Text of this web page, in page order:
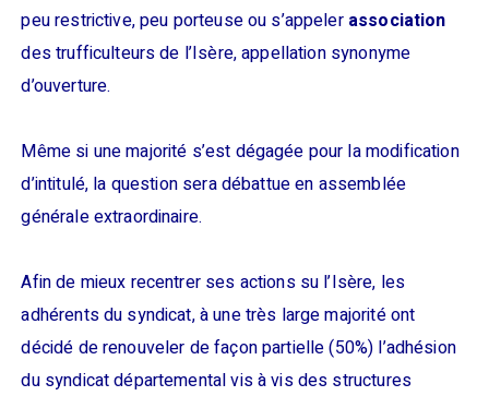
peu restrictive, peu porteuse ou s’appeler association
des trufficulteurs de l’Isère, appellation synonyme
d’ouverture.
Même si une majorité s’est dégagée pour la modification
d’intitulé, la question sera débattue en assemblée
générale extraordinaire.
Afin de mieux recentrer ses actions su l’Isère, les
adhérents du syndicat, à une très large majorité ont
décidé de renouveler de façon partielle (50%) l’adhésion
du syndicat départemental vis à vis des structures